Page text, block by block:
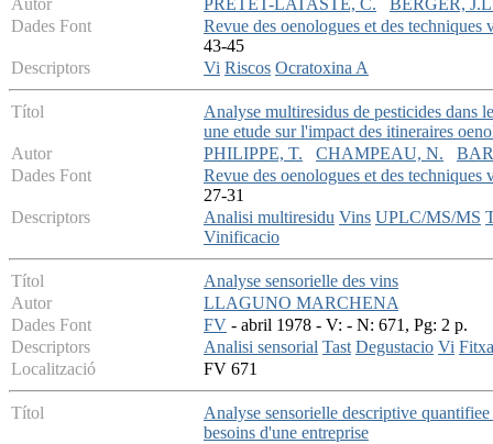
Autor
PRETET-LATASTE, C.
BERGER,
Dades Font
Revue des oenologues et des
43-45
Descriptors
Vi Riscos Ocratoxina A
Títol
Analyse multiresidus de pesticides
une etude sur l'impact des itineraires
Autor
PHILIPPE, T. CHAMPEAU, N.
Dades Font
Revue des oenologues et des
27-31
Descriptors
Analisi multiresidu Vins UPLC/MS/MS
Vinificacio
Títol
Analyse sensorielle des vins
Autor
LLAGUNO MARCHENA
Dades Font
FV - abril 1978 - V: - N: 671, Pg: 2 p.
Descriptors
Analisi sensorial Tast Degustacio Vi
Localització
FV 671
Títol
Analyse sensorielle descriptive
besoins d'une entreprise